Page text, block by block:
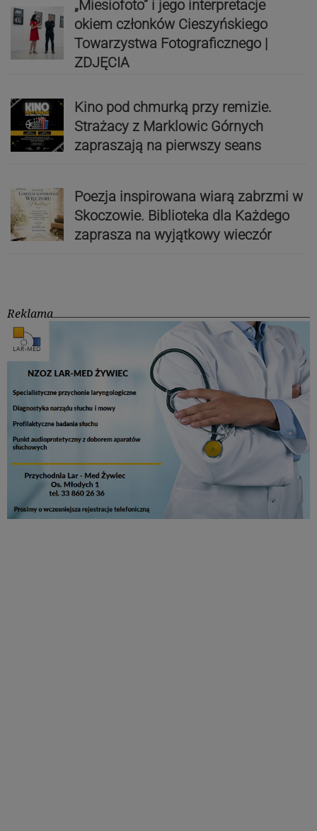
„Miesiofoto” i jego interpretacje
okiem członków Cieszyńskiego
Towarzystwa Fotograficznego |
ZDJĘCIA
Kino pod chmurką przy remizie.
Strażacy z Marklowic Górnych
zapraszają na pierwszy seans
Poezja inspirowana wiarą zabrzmi w
Skoczowie. Biblioteka dla Każdego
zaprasza na wyjątkowy wieczór
Reklama